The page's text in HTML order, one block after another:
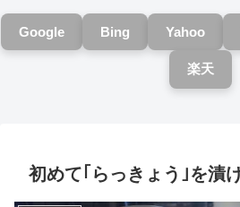
Google Bing Yahoo
楽天
初めて｢らっきょう｣を漬